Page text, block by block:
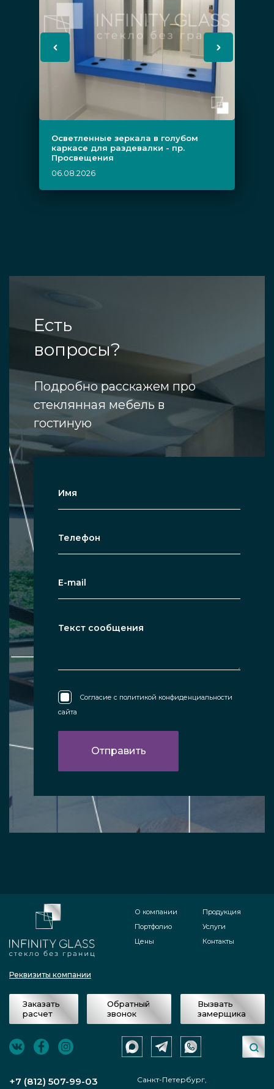
Осветленные зеркала в голубом
каркасе для раздевалки - пр.
Просвещения
06.08.2026
Есть
вопросы?
Подробно расскажем про
стеклянная мебель в
гостиную
Согласие с политикой конфиденциальности
сайта
Реквизиты компании
О компании
Портфолио
Цены
Продукция
Услуги
Контакты
Заказать
расчет
Обратный
звонок
Вызвать
замерщика
+7 (812) 507-99-03
Санкт-Петербург,